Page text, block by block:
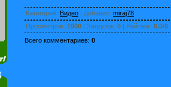
Категория: Видео | Добавил: miraj78
Просмотров: 1900 | Загрузок: 0 | Рейтинг: 0.0/0
Всего комментариев: 0